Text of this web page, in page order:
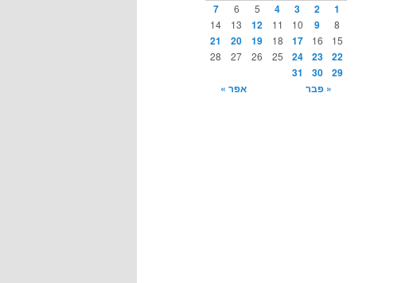
1
2
3
4
5
6
7
8
9
10
11
12
13
14
15
16
17
18
19
20
21
22
23
24
25
26
27
28
29
30
31
« פבר
אפר »